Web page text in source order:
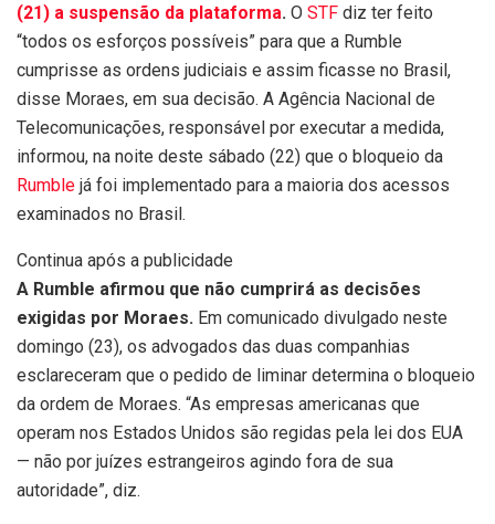
(21) a suspensão da plataforma. O STF diz ter feito
“todos os esforços possíveis” para que a Rumble
cumprisse as ordens judiciais e assim ficasse no Brasil,
disse Moraes, em sua decisão. A Agência Nacional de
Telecomunicações, responsável por executar a medida,
informou, na noite deste sábado (22) que o bloqueio da
Rumble já foi implementado para a maioria dos acessos
examinados no Brasil.
Continua após a publicidade
A Rumble afirmou que não cumprirá as decisões
exigidas por Moraes. Em comunicado divulgado neste
domingo (23), os advogados das duas companhias
esclareceram que o pedido de liminar determina o bloqueio
da ordem de Moraes. “As empresas americanas que
operam nos Estados Unidos são regidas pela lei dos EUA
— não por juízes estrangeiros agindo fora de sua
autoridade”, diz.